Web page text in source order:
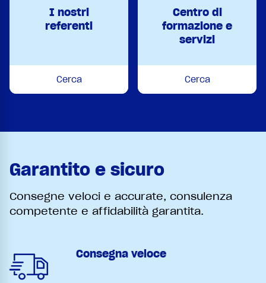
I nostri
referenti
Cerca
Centro di
formazione e
servizi
Cerca
Garantito e sicuro
Consegne veloci e accurate, consulenza
competente e affidabilità garantita.
Consegna veloce